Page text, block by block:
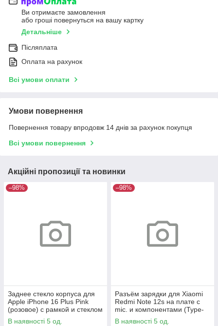
Ви отримаєте замовлення
або гроші повернуться на вашу картку
Детальніше
Післяплата
Оплата на рахунок
Всі умови оплати
Умови повернення
Повернення товару впродовж 14 днів за рахунок покупця
Всі умови повернення
Акційні пропозиції та новинки
–98%
Заднее стекло корпуса для
Apple iPhone 16 Plus Pink
(розовое) с рамкой и стеклом
камеры
В наявності 5 од.
–98%
Разъём зарядки для Xiaomi
Redmi Note 12s на плате с
mic. и компонентами (Type-
C)
В наявності 5 од.